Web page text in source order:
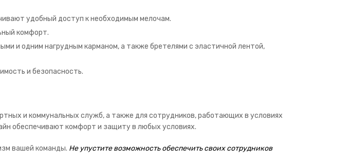
удобный доступ к необходимым мелочам.
комфорт.
и одним нагрудным карманом, а также бретелями с эластичной лентой,
и безопасность.
и коммунальных служб, а также для сотрудников, работающих в условиях
обеспечивают комфорт и защиту в любых условиях.
вашей команды. Не упустите возможность обеспечить своих сотрудников